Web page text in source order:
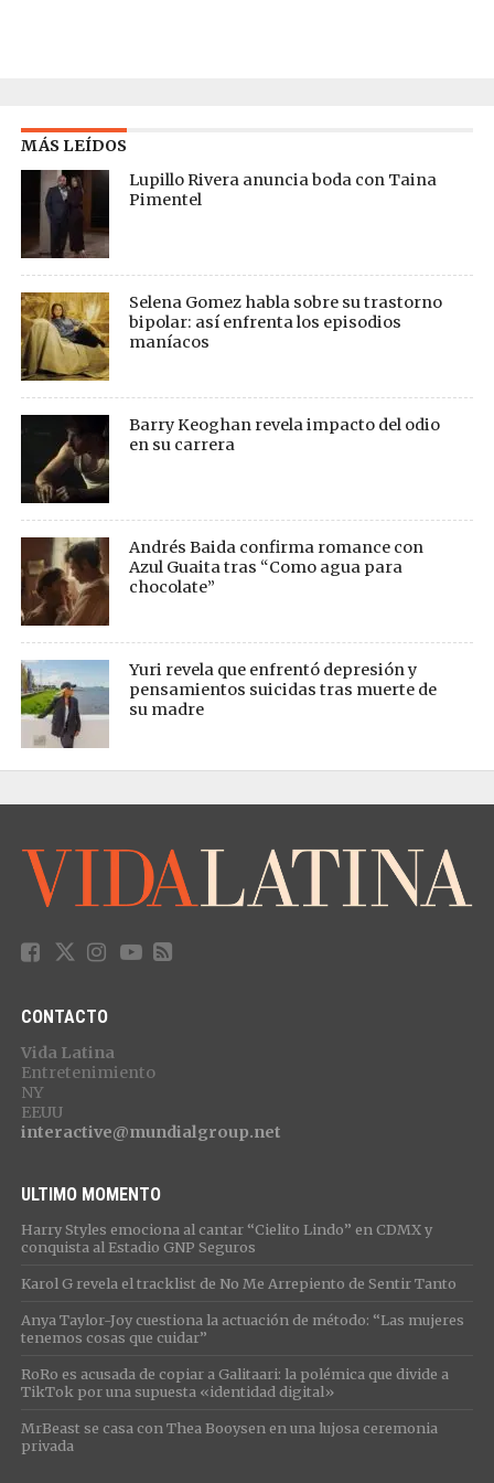
MÁS LEÍDOS
Lupillo Rivera anuncia boda con Taina
Pimentel
Selena Gomez habla sobre su trastorno
bipolar: así enfrenta los episodios
maníacos
Barry Keoghan revela impacto del odio
en su carrera
Andrés Baida confirma romance con
Azul Guaita tras “Como agua para
chocolate”
Yuri revela que enfrentó depresión y
pensamientos suicidas tras muerte de
su madre
CONTACTO
Vida Latina
Entretenimiento
NY
EEUU
interactive@mundialgroup.net
ULTIMO MOMENTO
Harry Styles emociona al cantar “Cielito Lindo” en CDMX y
conquista al Estadio GNP Seguros
Karol G revela el tracklist de No Me Arrepiento de Sentir Tanto
Anya Taylor-Joy cuestiona la actuación de método: “Las mujeres
tenemos cosas que cuidar”
RoRo es acusada de copiar a Galitaari: la polémica que divide a
TikTok por una supuesta «identidad digital»
MrBeast se casa con Thea Booysen en una lujosa ceremonia
privada